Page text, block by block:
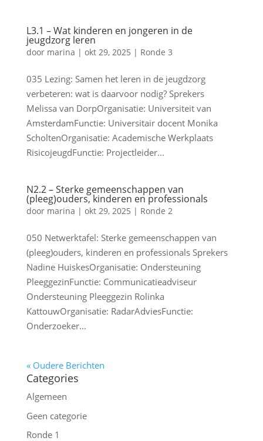
L3.1 – Wat kinderen en jongeren in de
jeugdzorg leren
door marina | okt 29, 2025 | Ronde 3
035 Lezing: Samen het leren in de jeugdzorg
verbeteren: wat is daarvoor nodig? Sprekers
Melissa van DorpOrganisatie: Universiteit van
AmsterdamFunctie: Universitair docent Monika
ScholtenOrganisatie: Academische Werkplaats
RisicojeugdFunctie: Projectleider...
N2.2 – Sterke gemeenschappen van
(pleeg)ouders, kinderen en professionals
door marina | okt 29, 2025 | Ronde 2
050 Netwerktafel: Sterke gemeenschappen van
(pleeg)ouders, kinderen en professionals Sprekers
Nadine HuiskesOrganisatie: Ondersteuning
PleeggezinFunctie: Communicatieadviseur
Ondersteuning Pleeggezin Rolinka
KattouwOrganisatie: RadarAdviesFunctie:
Onderzoeker...
« Oudere Berichten
Categories
Algemeen
Geen categorie
Ronde 1